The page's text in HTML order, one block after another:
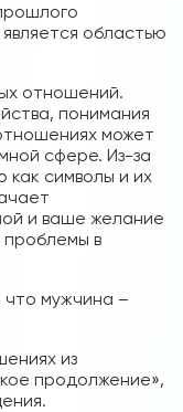
областью
отношений.
понимания
может
сфере. Из-за
как символы и их
и ваше желание
проблемы в
мужчина –
из
продолжение»,